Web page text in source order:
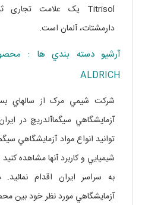
دارمشتات، آلمان است.
ALDRICH
شرکت شيمي مرک از سالهاي
آزمايشگاهي سيگماآلدريچ در
توانيد انواع مواد آزمايشگاهي
شيميايي و کاربرد آنها مشاهده
به سراسر ايران اقدام
آزمايشگاهي مورد نظر خود بين